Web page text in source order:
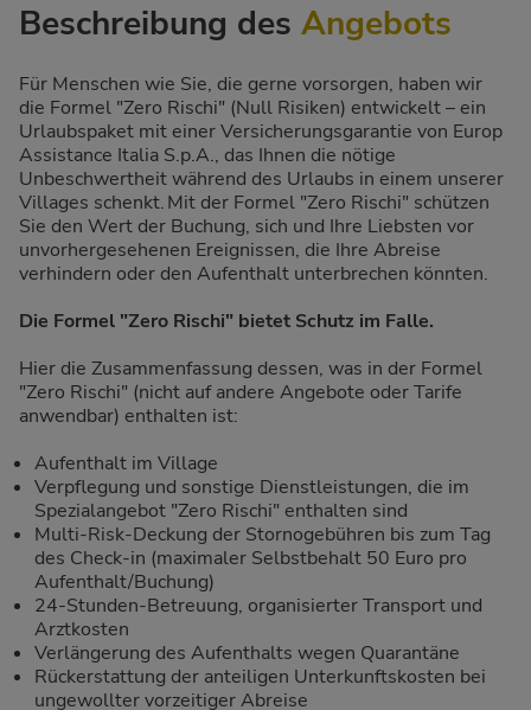
Beschreibung des Angebots
Für Menschen wie Sie, die gerne vorsorgen, haben wir
die Formel "Zero Rischi" (Null Risiken) entwickelt – ein
Urlaubspaket mit einer Versicherungsgarantie von Europ
Assistance Italia S.p.A., das Ihnen die nötige
Unbeschwertheit während des Urlaubs in einem unserer
Villages schenkt. Mit der Formel "Zero Rischi" schützen
Sie den Wert der Buchung, sich und Ihre Liebsten vor
unvorhergesehenen Ereignissen, die Ihre Abreise
verhindern oder den Aufenthalt unterbrechen könnten.
Die Formel "Zero Rischi" bietet Schutz im Falle.
Hier die Zusammenfassung dessen, was in der Formel
"Zero Rischi" (nicht auf andere Angebote oder Tarife
anwendbar) enthalten ist:
Aufenthalt im Village
Verpflegung und sonstige Dienstleistungen, die im
Spezialangebot "Zero Rischi" enthalten sind
Multi-Risk-Deckung der Stornogebühren bis zum Tag
des Check-in (maximaler Selbstbehalt 50 Euro pro
Aufenthalt/Buchung)
24-Stunden-Betreuung, organisierter Transport und
Arztkosten
Verlängerung des Aufenthalts wegen Quarantäne
Rückerstattung der anteiligen Unterkunftskosten bei
ungewollter vorzeitiger Abreise